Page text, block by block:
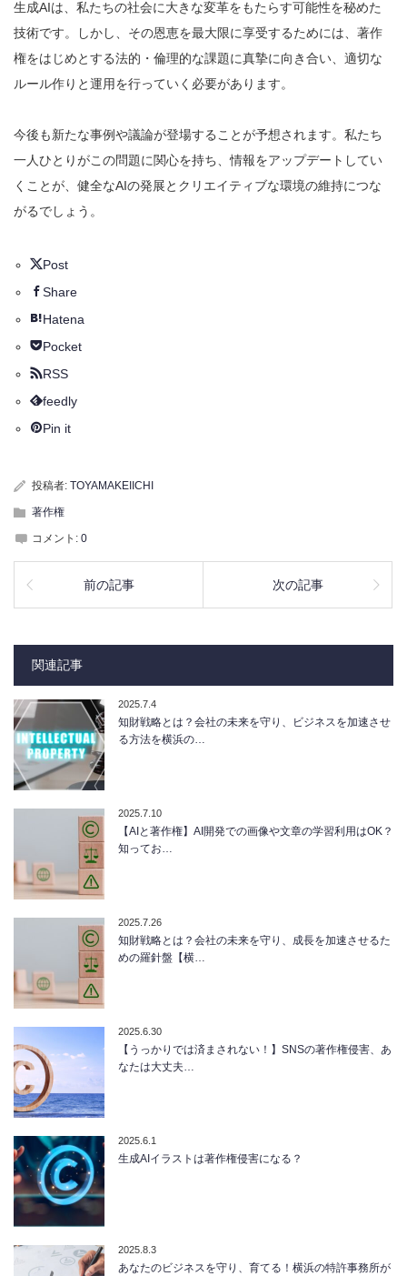
生成AIは、私たちの社会に大きな変革をもたらす可能性を秘めた
技術です。しかし、その恩恵を最大限に享受するためには、著作
権をはじめとする法的・倫理的な課題に真摯に向き合い、適切な
ルール作りと運用を行っていく必要があります。
今後も新たな事例や議論が登場することが予想されます。私たち
一人ひとりがこの問題に関心を持ち、情報をアップデートしてい
くことが、健全なAIの発展とクリエイティブな環境の維持につな
がるでしょう。
Post
Share
Hatena
Pocket
RSS
feedly
Pin it
投稿者: TOYAMAKEIICHI
著作権
コメント: 0
前の記事 次の記事
関連記事
2025.7.4
知財戦略とは？会社の未来を守り、ビジネスを加速させ
る方法を横浜の…
2025.7.10
【AIと著作権】AI開発での画像や文章の学習利用はOK？
知ってお…
2025.7.26
知財戦略とは？会社の未来を守り、成長を加速させるた
めの羅針盤【横…
2025.6.30
【うっかりでは済まされない！】SNSの著作権侵害、あ
なたは大丈夫…
2025.6.1
生成AIイラストは著作権侵害になる？
2025.8.3
あなたのビジネスを守り、育てる！横浜の特許事務所が